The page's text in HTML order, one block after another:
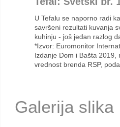
U Tefalu se naporno radi
savršeni rezultati kuvanja
kuhinju - još jedan razlog
*Izvor: Euromonitor
Izdanje Dom i Bašta 2019,
vrednost brenda RSP,
Galerija slika